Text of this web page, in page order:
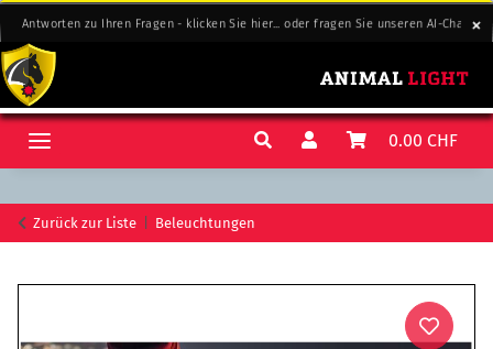
Antworten zu Ihren Fragen - klicken Sie hier... oder fragen Sie unseren AI-Chat-
Antworten zu Ihren Fragen - klicken Sie hier... oder fragen Sie unseren AI-Chat-
0.00 CHF
Zurück zur Liste Beleuchtungen